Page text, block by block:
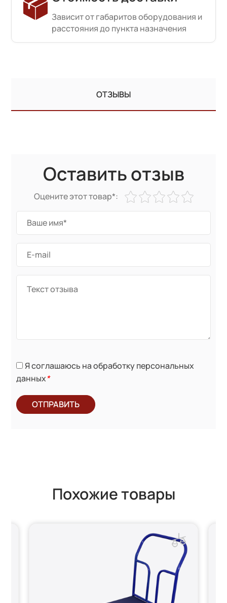
Зависит от габаритов оборудования и
расстояния до пункта назначения
ОТЗЫВЫ
Оставить отзыв
Оцените этот товар*:
Я соглашаюсь на обработку персональных
данных*
ОТПРАВИТЬ
Похожие товары